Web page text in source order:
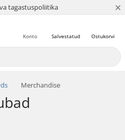
tagastuspoliitika
paljaks 5 ×
Ostukorvi
Salvestatud
Konto
Merchandise